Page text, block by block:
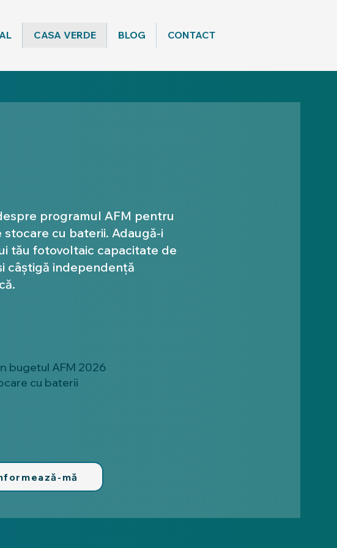
CASA VERDE BLOG CONTACT
programul AFM pentru
stocare cu baterii. Adaugă-i
tău fotovoltaic capacitate de
câștigă independență
bugetul AFM 2026
cu baterii
mă